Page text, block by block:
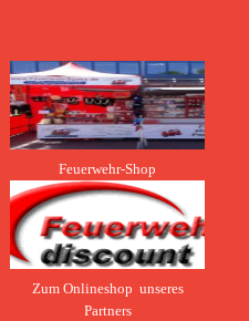
Feuerwehr-Shop
Zum Onlineshop unseres
Partners